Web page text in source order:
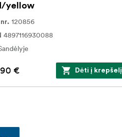
yellow
120856
4897116930088
€ Dėti į krepšelį